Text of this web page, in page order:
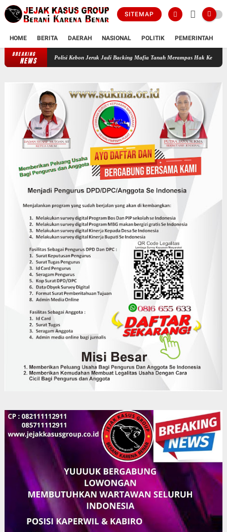
SITEMAP
HOME BERITA DAERAH NASIONAL POLITIK PEMERINTAH
BREAKING
NEWS
Oknum Polisi Kebon Jeruk Jadi Backing Mafia Tanah Merampas Hak Keluarga Ambar